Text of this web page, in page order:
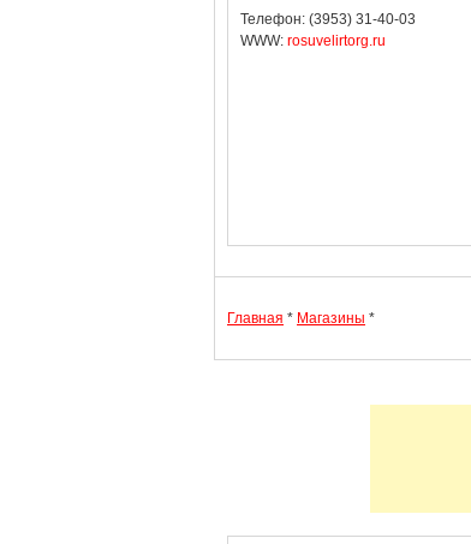
Телефон: (3953) 31-40-03
WWW: rosuvelirtorg.ru
Главная * Магазины *